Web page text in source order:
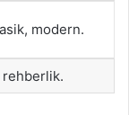
modern.
rehberlik.